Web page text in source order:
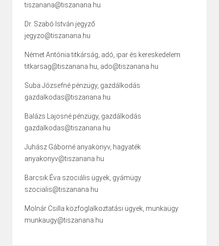
tiszanana@tiszanana.hu
Dr. Szabó István jegyző
jegyzo@tiszanana.hu
Német Antónia titkárság, adó, ipar és kereskedelem
titkarsag@tiszanana.hu, ado@tiszanana.hu
Suba Józsefné pénzügy, gazdálkodás
gazdalkodas@tiszanana.hu
Balázs Lajosné pénzügy, gazdálkodás
gazdalkodas@tiszanana.hu
Juhász Gáborné anyakönyv, hagyaték
anyakonyv@tiszanana.hu
Barcsik Éva szociális ügyek, gyámügy
szocialis@tiszanana.hu
Molnár Csilla közfoglalkoztatási ügyek, munkaügy
munkaugy@tiszanana.hu